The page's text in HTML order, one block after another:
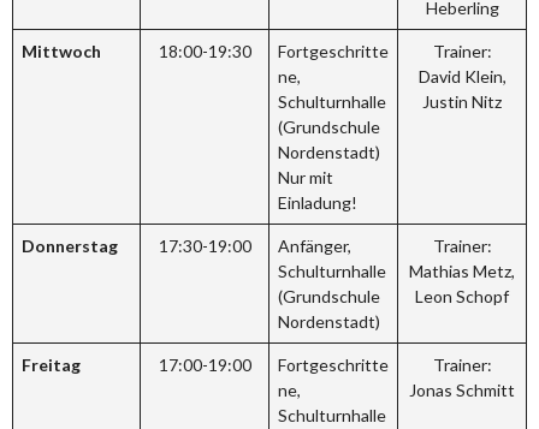
Heberling
Mittwoch 18:00-19:30
Fortgeschritte
ne,
Schulturnhalle
(Grundschule
Nordenstadt)
Nur mit
Einladung!
Trainer:
David Klein,
Justin Nitz
Donnerstag 17:30-19:00
Anfänger,
Schulturnhalle
(Grundschule
Nordenstadt)
Trainer:
Mathias Metz,
Leon Schopf
Freitag 17:00-19:00
Fortgeschritte
ne,
Schulturnhalle
Trainer:
Jonas Schmitt